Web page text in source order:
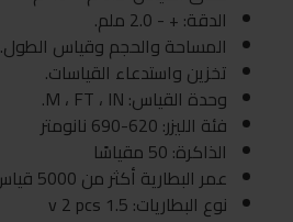
الدقة: + - 2.0 ملم.
المساحة والحجم وقياس الطول.
تخزين واستدعاء القياسات.
وحدة القياس: M ، FT ، IN.
فئة الليزر: 620-690 نانومتر
الذاكرة: 50 مقياسًا
عمر البطارية أكثر من 5000 قياس
نوع البطاريات: 1.5 v 2 pcs